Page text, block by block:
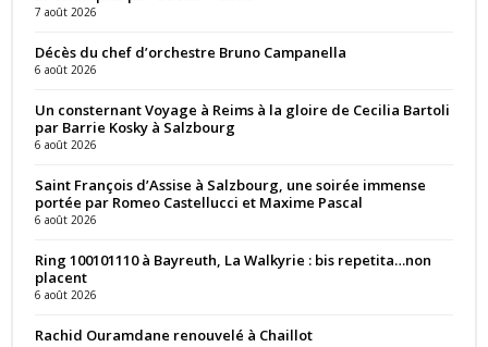
7 août 2026
Décès du chef d’orchestre Bruno Campanella
6 août 2026
Un consternant Voyage à Reims à la gloire de Cecilia Bartoli
par Barrie Kosky à Salzbourg
6 août 2026
Saint François d’Assise à Salzbourg, une soirée immense
portée par Romeo Castellucci et Maxime Pascal
6 août 2026
Ring 100101110 à Bayreuth, La Walkyrie : bis repetita…non
placent
6 août 2026
Rachid Ouramdane renouvelé à Chaillot